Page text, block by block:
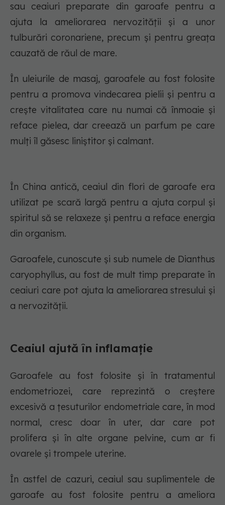
sau ceaiuri preparate din garoafe pentru a
ajuta la ameliorarea nervozității și a unor
tulburări coronariene, precum și pentru greața
cauzată de răul de mare.
În uleiurile de masaj, garoafele au fost folosite
pentru a promova vindecarea pielii și pentru a
crește vitalitatea care nu numai că înmoaie și
reface pielea, dar creează un parfum pe care
mulți îl găsesc liniștitor și calmant.
În China antică, ceaiul din flori de garoafe era
utilizat pe scară largă pentru a ajuta corpul și
spiritul să se relaxeze și pentru a reface energia
din organism.
Garoafele, cunoscute și sub numele de Dianthus
caryophyllus, au fost de mult timp preparate în
ceaiuri care pot ajuta la ameliorarea stresului și
a nervozității.
Ceaiul ajută în inflamație
Garoafele au fost folosite și în tratamentul
endometriozei, care reprezintă o creștere
excesivă a țesuturilor endometriale care, în mod
normal, cresc doar în uter, dar care pot
prolifera și în alte organe pelvine, cum ar fi
ovarele și trompele uterine.
În astfel de cazuri, ceaiul sau suplimentele de
garoafe au fost folosite pentru a ameliora